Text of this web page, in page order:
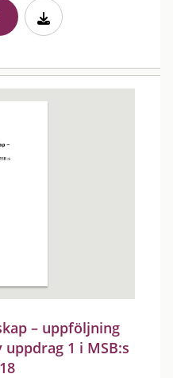
– uppföljning
uppdrag 1 i MSB:s